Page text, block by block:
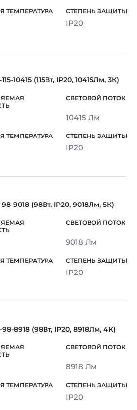
IP20
10415 (115Вт, IP20, 10415Лм, 3К)
10415 Лм
IP20
9018 (98Вт, IP20, 9018Лм, 5К)
9018 Лм
IP20
8918 (98Вт, IP20, 8918Лм, 4К)
8918 Лм
IP20